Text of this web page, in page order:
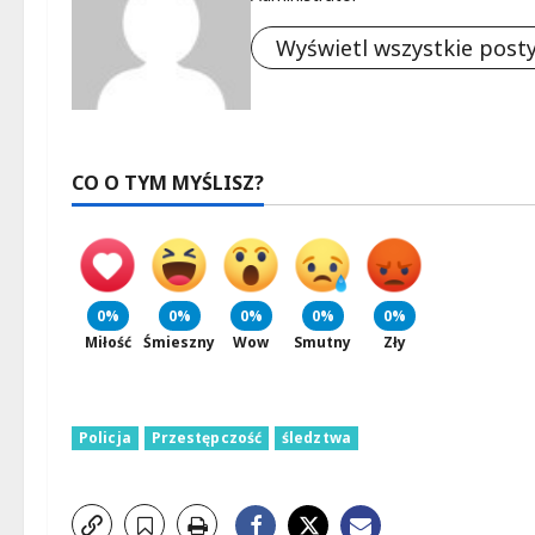
Wyświetl wszystkie
CO O TYM MYŚLISZ?
0%
Miłość
0%
Śmieszny
0%
Wow
0%
Smutny
0%
Zły
Policja Przestępczość śledztwa